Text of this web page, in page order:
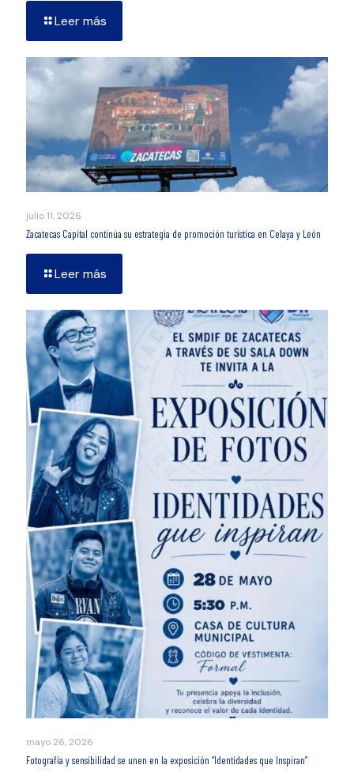
Leer más
julio 11, 2026
Zacatecas Capital continúa su estrategia de promoción turística en Celaya y León
Leer más
mayo 26, 2026
Fotografía y sensibilidad se unen en la exposición “Identidades que Inspiran”